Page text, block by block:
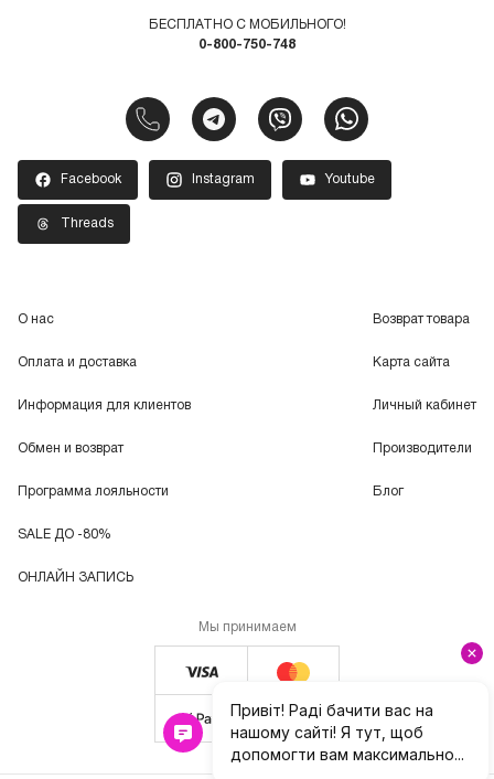
БЕСПЛАТНО С МОБИЛЬНОГО!
0-800-750-748
Facebook Instagram Youtube
Threads
О нас
Оплата и доставка
Информация для клиентов
Обмен и возврат
Программа лояльности
SALE ДО -80%
ОНЛАЙН ЗАПИСЬ
Возврат товара
Карта сайта
Личный кабинет
Производители
Блог
Мы принимаем